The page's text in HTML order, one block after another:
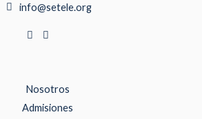
info@setele.org
Nosotros
Admisiones